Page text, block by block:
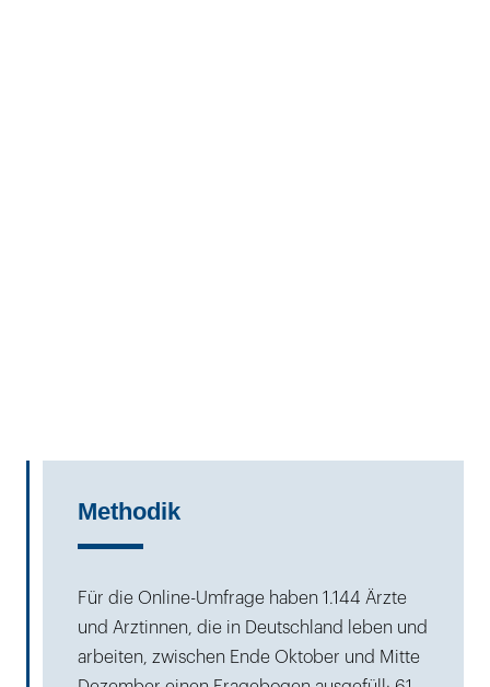
Methodik
Für die Online-Umfrage haben 1.144 Ärzte
und Arztinnen, die in Deutschland leben und
arbeiten, zwischen Ende Oktober und Mitte